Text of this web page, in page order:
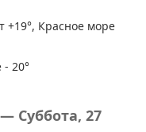
+19°, Красное море
20°
Суббота, 27